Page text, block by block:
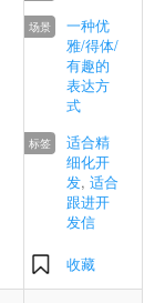
一种优
雅/得体/
有趣的
表达方
式
适合精
细化开
发, 适合
跟进开
发信
收藏